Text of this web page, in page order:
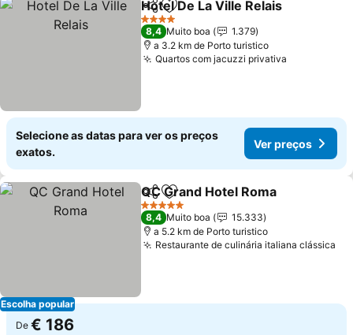
PartilharAdicionar aos favoritos
Hotel De La Ville Relais
4 Estrelas
8,4 Muito boa
1.379
a 3.2 km de Porto turistico
Quartos com jacuzzi privativa
Selecione as datas para ver os preços
exatos.
Ver preços
Escolha popular
PartilharAdicionar aos favoritos
QC Grand Hotel Roma
5 Estrelas
8,4 Muito boa
15.333
a 5.2 km de Porto turistico
Restaurante de culinária italiana clássica
De € 186